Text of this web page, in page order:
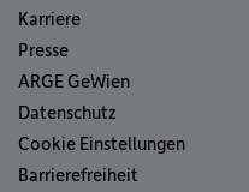
Karriere
Presse
ARGE GeWien
Datenschutz
Cookie Einstellungen
Barrierefreiheit